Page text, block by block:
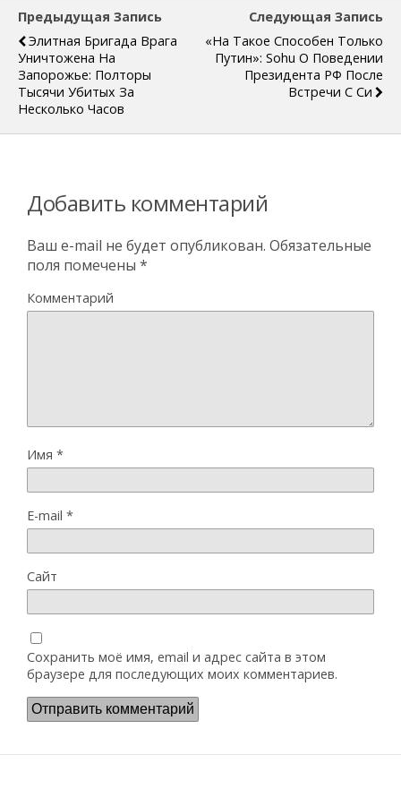
Предыдущая Запись
Элитная Бригада Врага
Уничтожена На
Запорожье: Полторы
Тысячи Убитых За
Несколько Часов
Следующая Запись
«На Такое Способен Только
Путин»: Sohu О Поведении
Президента РФ После
Встречи С Си
Добавить комментарий
Ваш e-mail не будет опубликован. Обязательные
поля помечены *
Комментарий
Имя *
E-mail *
Сайт
Сохранить моё имя, email и адрес сайта в этом
браузере для последующих моих комментариев.